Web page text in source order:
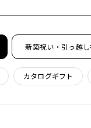
新築祝い・引っ越
カタログギフト